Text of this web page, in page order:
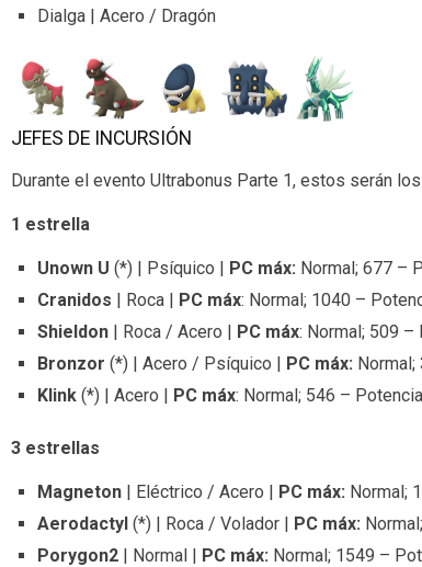
Dialga | Acero / Dragón
JEFES DE INCURSIÓN
Durante el evento Ultrabonus Parte 1, estos serán
1 estrella
Unown U (*) | Psíquico | PC máx: Normal; 677 –
Cranidos | Roca | PC máx: Normal; 1040 –
Shieldon | Roca / Acero | PC máx: Normal; 509 –
Bronzor (*) | Acero / Psíquico | PC máx:
Klink (*) | Acero | PC máx: Normal; 546 –
3 estrellas
Magneton | Eléctrico / Acero | PC máx: Normal;
Aerodactyl (*) | Roca / Volador | PC máx:
Porygon2 | Normal | PC máx: Normal; 1549 –